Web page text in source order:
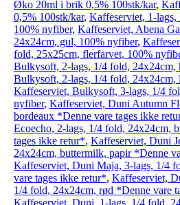
Øko 20ml i brik 0,5% 100stk/kar,
0,5% 100stk/kar, Kaffeserviet, 1-
100% nyfiber, Kaffeserviet, Abena
24x24cm, gul, 100% nyfiber,
fold, 25x25cm, flerfarvet, 100%
Bulkysoft, 2-lags, 1/4 fold, 24x24cm,
Bulkysoft, 2-lags, 1/4 fold, 24x24cm,
Kaffeserviet, Bulkysoft, 3-lags, 1/4
nyfiber, Kaffeserviet, Duni Autumn
bordeaux *Denne vare tages ikke
Ecoecho, 2-lags, 1/4 fold, 24x24cm,
tages ikke retur*, Kaffeserviet, Duni
24x24cm, buttermilk, papir *Denne
Kaffeserviet, Duni Maja, 3-lags, 1/4
vare tages ikke retur*, Kaffeserviet,
1/4 fold, 24x24cm, rød *Denne vare
Kaffeserviet, Duni, 1-lags, 1/4 fold,